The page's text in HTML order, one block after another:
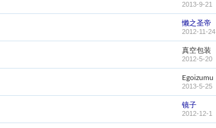
2013-9-21
懒之圣帝
2012-11-24
真空包装
2012-5-20
Egoizumu
2013-5-25
镜子
2012-12-1